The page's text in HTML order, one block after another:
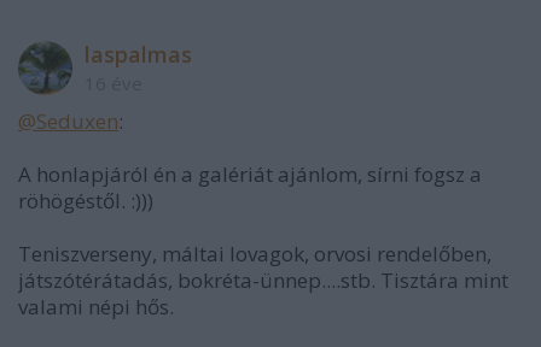
laspalmas
@Seduxen:
A honlapjáról én a galériát ajánlom, sírni fogsz a
röhögéstől. :)))
Teniszverseny, máltai lovagok, orvosi rendelőben,
játszótérátadás, bokréta-ünnep....stb. Tisztára mint
valami népi hős.